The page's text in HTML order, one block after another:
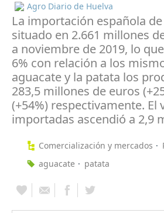
Agro Diario de Huelva
La importación española
situado en 2.661 millones
a noviembre de 2019, lo
6% con relación a los
aguacate y la patata los
283,5 millones de euros
(+54%) respectivamente.
importadas ascendió a 2,9
Comercialización y mercados
aguacate
patata